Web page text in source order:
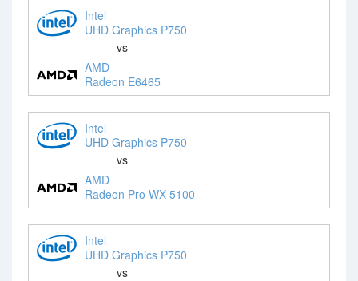
Intel
UHD Graphics P750
vs
AMD
Radeon E6465
Intel
UHD Graphics P750
vs
AMD
Radeon Pro WX 5100
Intel
UHD Graphics P750
vs